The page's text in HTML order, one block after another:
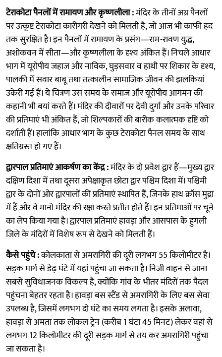
टेराकोटा पैनलों में रामायण और कृष्णलीला :मंदिर के तीनों अग्र पैनलों
पर उत्कृष्ट टेराकोटा कारीगरी देखने को मिलती है, जो आज भी काफी हद
तक सुरक्षित है। इन पैनलों में रामायण के प्रसंग—राम-रावण युद्ध,
अशोकवन में सीता—और कृष्णलीला के दृश्य अंकित हैं। निचले आधार
भाग में यूरोपीय जहाज और नाविक, घुड़सवार व हाथी पर शिकार के दृश्य,
पालकी में सवार बाबू तथा तत्कालीन सामाजिक जीवन की झलकियां
उकेरी गई हैं। ये चित्रण उस समय के समाज और यूरोपीय आगमन की
कहानी भी बयां करते हैं। मंदिर की दीवारों पर देवी दुर्गा और उनके परिवार
की प्रतिमाएं भी अंकित हैं, जो शिल्पकारों की बारीक कलात्मक दृष्टि को
दर्शाती हैं। हालांकि आधार भाग के कुछ टेराकोटा पैनल समय के साथ
क्षतिग्रस्त हो गए हैं।
द्वारपाल प्रतिमाएं आकर्षण का केंद्र :मंदिर के दो प्रवेश द्वार हैं—मुख्य द्वार
दक्षिण दिशा में तथा दूसरा अपेक्षाकृत छोटा द्वार पश्चिम दिशा में। पश्चिमी
द्वार के दोनों ओर द्वारपालों की प्रतिमाएं स्थापित हैं, जिनके हाथ क्रॉस मुद्रा
में हैं और वे मानो मंदिर की रक्षा करते प्रतीत होते हैं। इन प्रतिमाओं पर चूने
का लेप किया गया है। द्वारपाल प्रतिमाएं हावड़ा और आसपास के हुगली
जिले के मंदिरों में विशेष रूप से देखने को मिलती हैं।
कैसे पहुंचे :कोलकाता से अमरागिरी की दूरी लगभग 55 किलोमीटर है।
सड़क मार्ग से डेढ़ घंटे में यहां पहुंचा जा सकता है। निजी वाहन से जाना
सबसे सुविधाजनक विकल्प है, क्योंकि गांव के भीतर मंदिरों तक पैदल
पहुंचना बेहतर रहता है। हावड़ा बस स्टैंड से अमरागिरी के लिए बस सेवा
उपलब्ध है, जिसमें लगभग दो घंटे का समय लगता है। इसके अलावा,
हावड़ा से अमता तक लोकल ट्रेन (करीब 1 घंटा 45 मिनट) लेकर वहां से
लगभग 12 किलोमीटर की दूरी सड़क मार्ग से तय कर अमरागिरी पहुंचा
जा सकता है।